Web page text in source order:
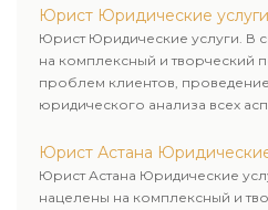
Юрист Юридические услуги
Юрист Юридические услуги. В
на комплексный и творческий
проблем клиентов,
юридического анализа всех
Юрист Астана
Юрист Астана Юридические
нацелены на комплексный и